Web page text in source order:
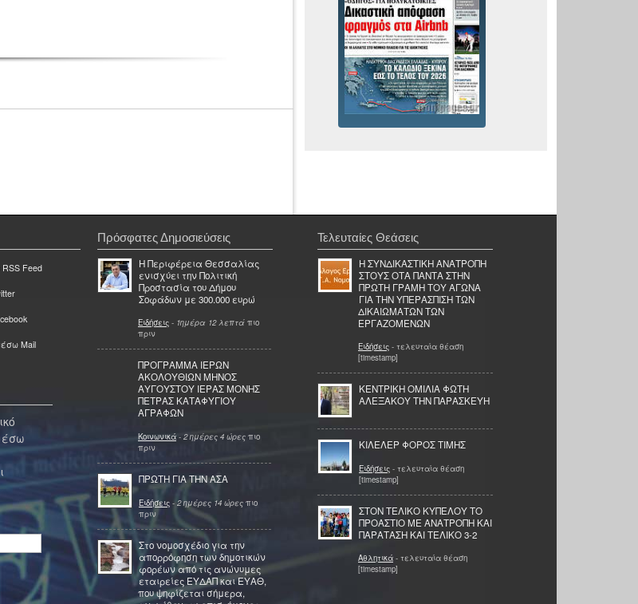
Feed
Mail
Πρόσφατες Δημοσιεύσεις
Η Περιφέρεια Θεσσαλίας
ενισχύει την Πολιτική
Προστασία του Δήμου
Σοφάδων με 300.000 ευρώ
Ειδήσεις - 1ημέρα 12 λεπτά πιο
πριν
ΠΡΟΓΡΑΜΜΑ ΙΕΡΩΝ
ΑΚΟΛΟΥΘΙΩΝ ΜΗΝΟΣ
ΑΥΓΟΥΣΤΟΥ ΙΕΡΑΣ ΜΟΝΗΣ
ΠΕΤΡΑΣ ΚΑΤΑΦΥΓΙΟΥ
ΑΓΡΑΦΩΝ
Κοινωνικά - 2 ημέρες 4 ώρες πιο
πριν
ΠΡΩΤΗ ΓΙΑ ΤΗΝ ΑΣΑ
Ειδήσεις - 2 ημέρες 14 ώρες πιο
πριν
Στο νομοσχέδιο για την
απορρόφηση των δημοτικών
φορέων από τις ανώνυμες
εταιρείες ΕΥΔΑΠ και ΕΥΑΘ,
που ψηφίζεται σήμερα,
Τελευταίες Θεάσεις
Η ΣΥΝΔΙΚΑΣΤΙΚΗ ΑΝΑΤΡΟΠΗ
ΣΤΟΥΣ ΟΤΑ ΠΑΝΤΑ ΣΤΗΝ
ΠΡΩΤΗ ΓΡΑΜΗ ΤΟΥ ΑΓΩΝΑ
ΓΙΑ ΤΗΝ ΥΠΕΡΑΣΠΙΣΗ ΤΩΝ
ΔΙΚΑΙΩΜΑΤΩΝ ΤΩΝ
ΕΡΓΑΖΟΜΕΝΩΝ
Ειδήσεις - τελευταία θέαση
[timestamp]
ΚΕΝΤΡΙΚΗ ΟΜΙΛΙΑ ΦΩΤΗ
ΑΛΕΞΑΚΟΥ ΤΗΝ ΠΑΡΑΣΚΕΥΗ
ΚΙΛΕΛΕΡ ΦΟΡΟΣ ΤΙΜΗΣ
Ειδήσεις - τελευταία θέαση
[timestamp]
ΣΤΟΝ ΤΕΛΙΚΟ ΚΥΠΕΛΟΥ ΤΟ
ΠΡΟΑΣΤΙΟ ΜΕ ΑΝΑΤΡΟΠΗ ΚΑΙ
ΠΑΡΑΤΑΣΗ ΚΑΙ ΤΕΛΙΚΟ 3-2
Αθλητικά - τελευταία θέαση
[timestamp]